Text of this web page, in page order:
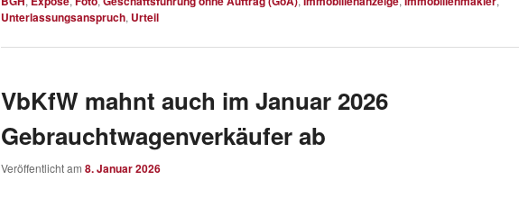
Unterlassungsanspruch, Urteil
VbKfW mahnt auch im Januar 2026
Gebrauchtwagenverkäufer ab
Veröffentlicht am 8. Januar 2026